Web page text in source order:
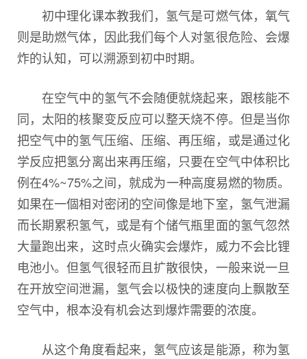
初中理化课本教我们，氢气是可燃气体，氧气
则是助燃气体，因此我们每个人对氢很危险、会爆
炸的认知，可以溯源到初中时期。
在空气中的氢气不会随便就烧起来，跟核能不
同，太阳的核聚变反应可以整天烧不停。但是当你
把空气中的氢气压缩、压缩、再压缩，或是通过化
学反应把氢分离出来再压缩，只要在空气中体积比
例在4%~75%之间，就成为一种高度易燃的物质。
如果在一個相对密闭的空间像是地下室，氢气泄漏
而长期累积氢气，或是有个储气瓶里面的氢气忽然
大量跑出来，这时点火确实会爆炸，威力不会比锂
电池小。但氢气很轻而且扩散很快，一般来说一旦
在开放空间泄漏，氢气会以极快的速度向上飘散至
空气中，根本没有机会达到爆炸需要的浓度。
从这个角度看起来，氢气应该是能源，称为氢